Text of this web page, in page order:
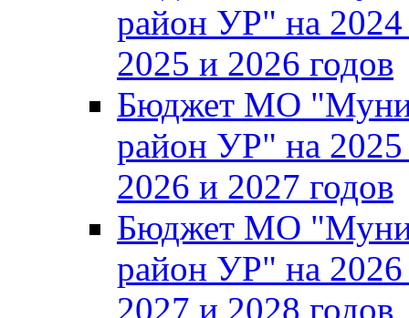
район УР" на 2024
2025 и 2026 годов
Бюджет МО
район УР" на 2025
2026 и 2027 годов
Бюджет МО
район УР" на 2026
2027 и 2028 годов